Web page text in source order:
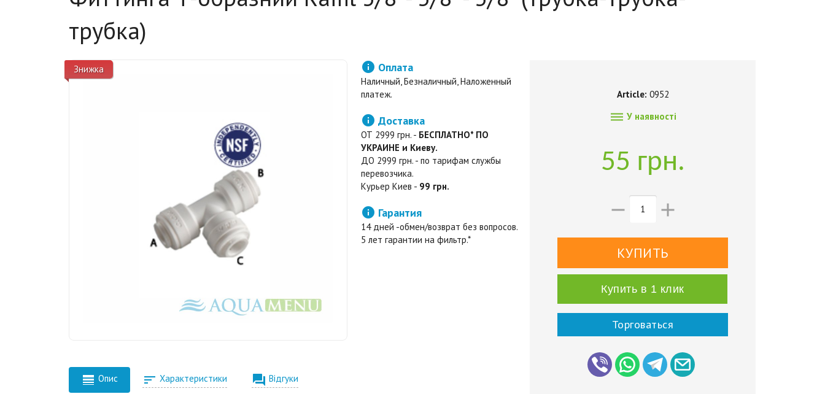
трубка)
Article: 0952
 У наявності
55 грн.
 
Купить в 1 клик
Торговаться
Знижка  Оплата
Наличный, Безналичный, Наложенный
платеж.
 Доставка
ОТ 2999 грн. - БЕСПЛАТНО* ПО
УКРАИНЕ и Киеву.
ДО 2999 грн. - по тарифам службы
перевозчика.
Курьер Киев - 99 грн.
 Гарантия
14 дней -обмен/возврат без вопросов.
5 лет гарантии на фильтр.*
 Опис  Характеристики  Відгуки